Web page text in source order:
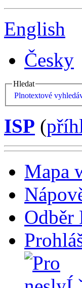
English
Česky
Hledat
Plnotextové
ISP (
Mapa
Odběr